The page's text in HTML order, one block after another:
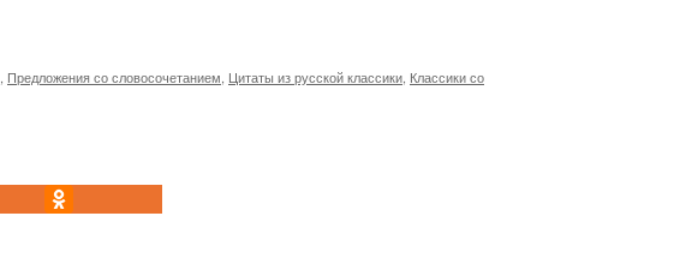
Предложения со словосочетанием Цитаты из русской классики Классики со